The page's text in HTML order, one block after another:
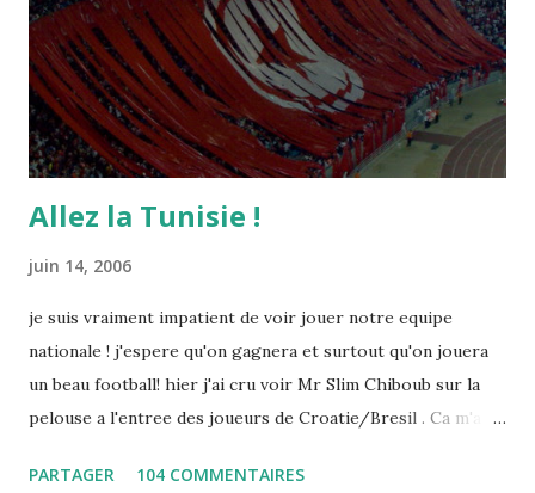
Allez la Tunisie !
juin 14, 2006
je suis vraiment impatient de voir jouer notre equipe
nationale ! j'espere qu'on gagnera et surtout qu'on jouera
un beau football! hier j'ai cru voir Mr Slim Chiboub sur la
pelouse a l'entree des joueurs de Croatie/Bresil . Ca m'a
instances internationales.( Je me demande d'ailleurs a quoi
PARTAGER 104 COMMENTAIRES